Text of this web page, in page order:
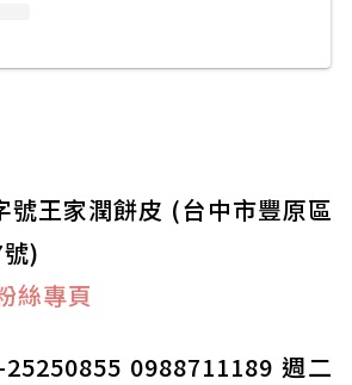
號王家潤餅皮 (台中市豐原區
)
絲專頁
0988711189 週二